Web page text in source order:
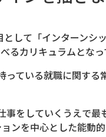
して「インターン
るカリキュラムとなっ
っている就職に関す
事をしていくうえで
ンを中心とした能動